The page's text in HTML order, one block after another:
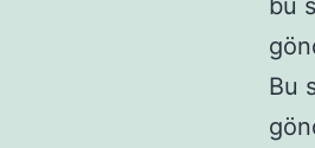
bu
Bu